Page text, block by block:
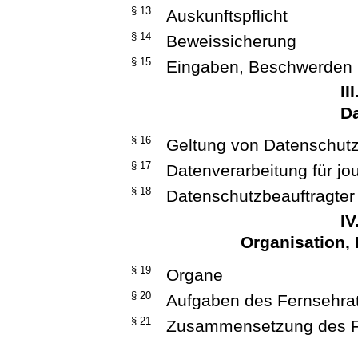
§ 13 Auskunftspflicht
§ 14 Beweissicherung
§ 15
Eingaben, Beschwerden
§ 16 Geltung von
§ 17 Datenverarbeitung für
§ 18
Datenschutzbeauftragter
Organisation,
§ 19 Organe
§ 20 Aufgaben des
§ 21 Zusammensetzung des